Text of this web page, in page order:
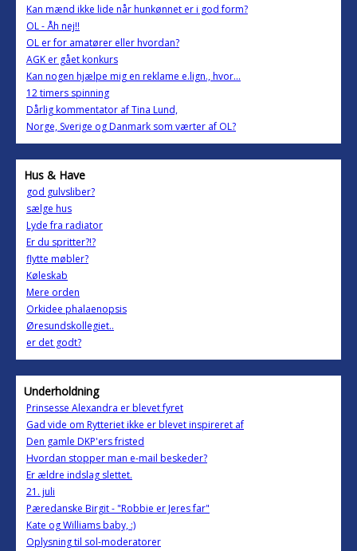
Kan mænd ikke lide når hunkønnet er i god form?
OL - Åh nej!!
OL er for amatører eller hvordan?
AGK er gået konkurs
Kan nogen hjælpe mig en reklame e.lign., hvor...
12 timers spinning
Dårlig kommentator af Tina Lund,
Norge, Sverige og Danmark som værter af OL?
Hus & Have
god gulvsliber?
sælge hus
Lyde fra radiator
Er du spritter?!?
flytte møbler?
Køleskab
Mere orden
Orkidee phalaenopsis
Øresundskollegiet..
er det godt?
Underholdning
Prinsesse Alexandra er blevet fyret
Gad vide om Rytteriet ikke er blevet inspireret af
Den gamle DKP'ers fristed
Hvordan stopper man e-mail beskeder?
Er ældre indslag slettet.
21. juli
Pæredanske Birgit - "Robbie er Jeres far"
Kate og Williams baby, :)
Oplysning til sol-moderatorer